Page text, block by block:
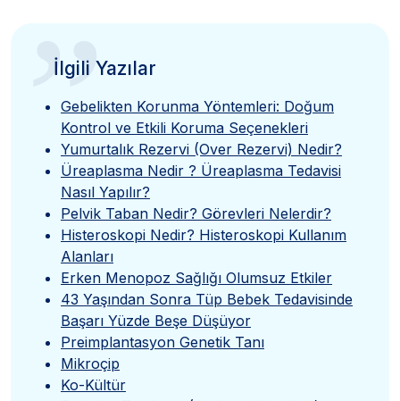
”
İlgili Yazılar
Gebelikten Korunma Yöntemleri: Doğum
Kontrol ve Etkili Koruma Seçenekleri
Yumurtalık Rezervi (Over Rezervi) Nedir?
Üreaplasma Nedir ? Üreaplasma Tedavisi
Nasıl Yapılır?
Pelvik Taban Nedir? Görevleri Nelerdir?
Histeroskopi Nedir? Histeroskopi Kullanım
Alanları
Erken Menopoz Sağlığı Olumsuz Etkiler
43 Yaşından Sonra Tüp Bebek Tedavisinde
Başarı Yüzde Beşe Düşüyor
Preimplantasyon Genetik Tanı
Mikroçip
Ko-Kültür